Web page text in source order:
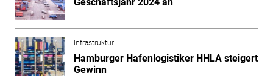
Infrastruktur
Hamburger Hafenlogistiker HHLA steigert
Gewinn